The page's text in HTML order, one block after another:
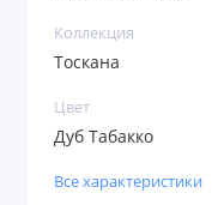
Коллекция
Тоскана
Цвет
Дуб Табакко
Все характеристики